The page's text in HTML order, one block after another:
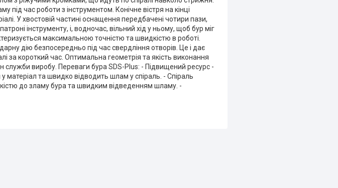
час роботи з інструментом. Конічне вістря на кінці
У хвостовій частині оснащення передбачені чотири пази,
інструменту, і, водночас, вільний хід у ньому, щоб бур міг
максимальною точністю та швидкістю в роботі.
дію безпосередньо під час свердління отворів. Це і дає
за короткий час. Оптимальна геометрія та якість виконання
служби виробу. Переваги бура SDS-Plus: - Підвищений ресурс -
та швидко відводить шлам у спіраль. - Спіраль
до зламу бура та швидким відведенням шламу. -